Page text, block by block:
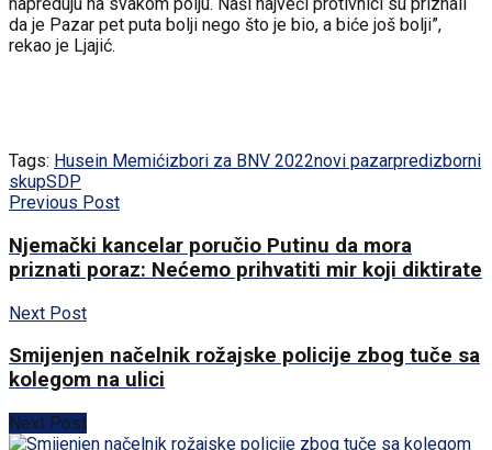
da je Pazar pet puta bolji nego što je bio, a biće još bolji”,
rekao je Ljajić.
Tags: Husein Memićizbori za BNV 2022novi pazarpredizborni
skupSDP
Previous Post
Njemački kancelar poručio Putinu da mora
priznati poraz: Nećemo prihvatiti mir koji diktirate
Next Post
Smijenjen načelnik rožajske policije zbog tuče sa
kolegom na ulici
Next Post